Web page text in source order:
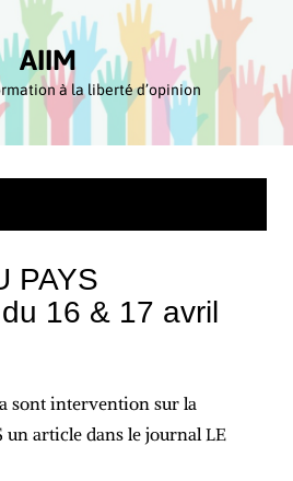
AIIM
à la liberté d’opinion
PAYS
16 & 17 avril
sont intervention sur la
un article dans le journal LE